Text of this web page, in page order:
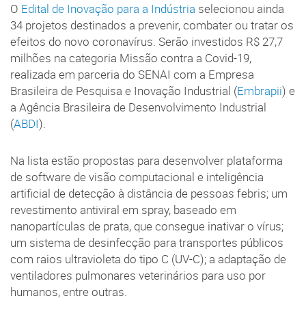
O Edital de Inovação para a Indústria selecionou ainda
34 projetos destinados a prevenir, combater ou tratar os
efeitos do novo coronavírus. Serão investidos R$ 27,7
milhões na categoria Missão contra a Covid-19,
realizada em parceria do SENAI com a Empresa
Brasileira de Pesquisa e Inovação Industrial (Embrapii) e
a Agência Brasileira de Desenvolvimento Industrial
(ABDI).
Na lista estão propostas para desenvolver plataforma
de software de visão computacional e inteligência
artificial de detecção à distância de pessoas febris; um
revestimento antiviral em spray, baseado em
nanopartículas de prata, que consegue inativar o vírus;
um sistema de desinfecção para transportes públicos
com raios ultravioleta do tipo C (UV-C); a adaptação de
ventiladores pulmonares veterinários para uso por
humanos, entre outras.